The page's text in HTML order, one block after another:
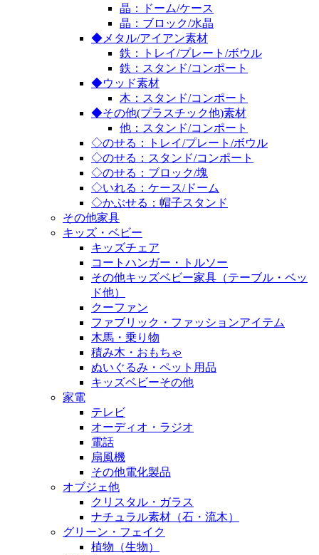
晶：ドーム/ケース
晶：ブロック/水晶
◆メタル/アイアン素材
鉄：トレイ/プレート/ボウル
鉄：スタンド/コンポート
◆ウッド素材
木：スタンド/コンポート
◆その他(プラスチック他)素材
他：スタンド/コンポート
◇のせる：トレイ/プレート/ボウル
◇のせる：スタンド/コンポート
◇のせる：ブロック/塊
◇いれる：ケース/ドーム
◇かぶせる：帽子スタンド
その他家具
キッズ・ベビー
キッズチェア
コートハンガー・トルソー
その他キッズベビー家具（テーブル・ベッ
ド他）
クーファン
ファブリック・ファッションアイテム
木馬・乗り物
積み木・おもちゃ
ぬいぐるみ・ペット用品
キッズベビーその他
家電
テレビ
オーディオ・ラジオ
電話
扇風機
その他電化製品
オブジェ他
クリスタル・ガラス
ナチュラル素材（石・流木）
グリーン・フェイク
植物（生物）